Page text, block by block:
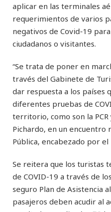
aplicar en las terminales
requerimientos de varios
negativos de Covid-19
ciudadanos o visitantes.
“Se trata de poner en
través del Gabinete de
dar respuesta a los países
diferentes pruebas de
territorio, como son la PCR
Pichardo, en un encuentro
Pública, encabezado por
Se reitera que los turistas
de COVID-19 a través de
seguro Plan de Asistencia
pasajeros deben acudir al